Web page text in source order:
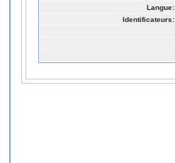
Langue:
Identificateurs: